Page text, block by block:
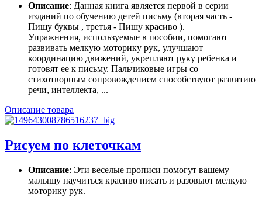
Описание: Данная книга является первой в серии
изданий по обучению детей письму (вторая часть -
Пишу буквы , третья - Пишу красиво ).
Упражнения, используемые в пособии, помогают
развивать мелкую моторику рук, улучшают
координацию движений, укрепляют руку ребенка и
готовят ее к письму. Пальчиковые игры со
стихотворным сопровождением способствуют развитию
речи, интеллекта, ...
Описание товара
Рисуем по клеточкам
Описание: Эти веселые прописи помогут вашему
малышу научиться красиво писать и разовьют мелкую
моторику рук.